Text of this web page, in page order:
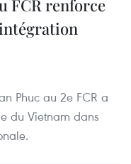
FCR renforce
Phuc au 2e FCR a
du Vietnam dans